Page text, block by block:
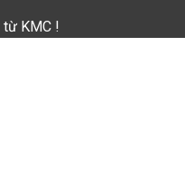
KMC !